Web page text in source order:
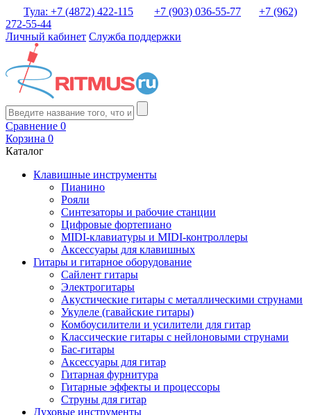
Тула: +7 (4872) 422-115 +7 (903) 036-55-77
+7 (962)
272-55-44
Личный кабинет Служба поддержки
Сравнение 0
Корзина 0
Каталог
Клавишные инструменты
Пианино
Рояли
Синтезаторы и рабочие станции
Цифровые фортепиано
MIDI-клавиатуры и MIDI-контроллеры
Аксессуары для клавишных
Гитары и гитарное оборудование
Сайлент гитары
Электрогитары
Акустические гитары с металлическими струнами
Укулеле (гавайские гитары)
Комбоусилители и усилители для гитар
Классические гитары с нейлоновыми струнами
Бас-гитары
Аксессуары для гитар
Гитарная фурнитура
Гитарные эффекты и процессоры
Струны для гитар
Духовые инструменты